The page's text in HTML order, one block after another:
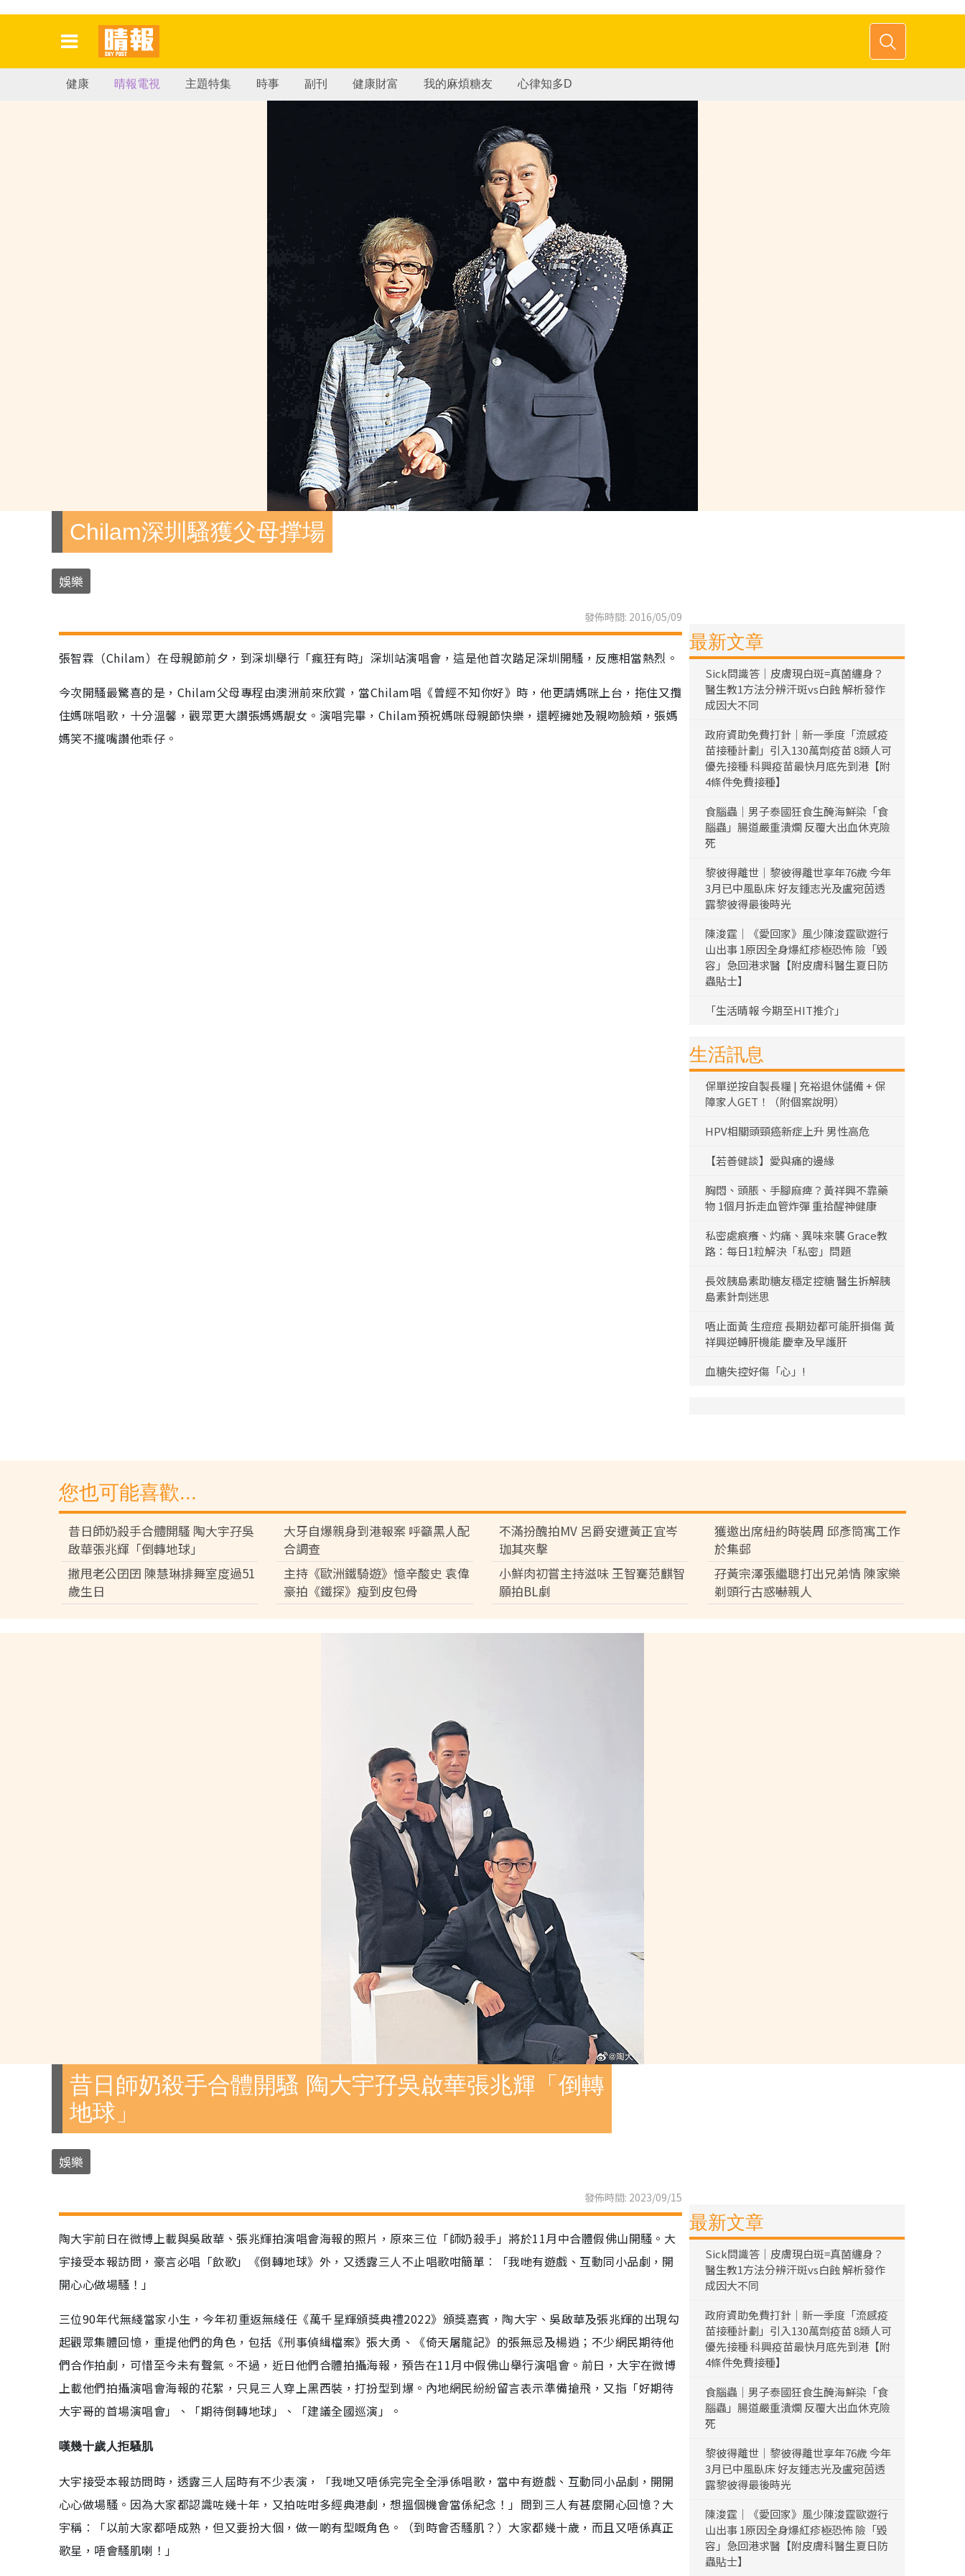
健康 晴報電視 主題特集 時事 副刊 健康財富 我的麻煩糖友 心律知多D
Chilam深圳騷獲父母撑場
娛樂
發佈時間: 2016/05/09
張智霖（Chilam）在母親節前夕，到深圳舉行「瘋狂有時」深圳站演唱會，這是他首次踏足深圳開騷，反應相當熱烈。
今次開騷最驚喜的是，Chilam父母專程由澳洲前來欣賞，當Chilam唱《曾經不知你好》時，他更請媽咪上台，拖住又攬
住媽咪唱歌，十分溫馨，觀眾更大讚張媽媽靚女。演唱完畢，Chilam預祝媽咪母親節快樂，還輕擁她及親吻臉頰，張媽
媽笑不攏嘴讚他乖仔。
最新文章
Sick問識答｜皮膚現白斑=真菌纏身？
醫生教1方法分辨汗斑vs白蝕 解析發作
成因大不同
政府資助免費打針｜新一季度「流感疫
苗接種計劃」引入130萬劑疫苗 8類人可
優先接種 科興疫苗最快月底先到港【附
4條件免費接種】
食腦蟲｜男子泰國狂食生醃海鮮染「食
腦蟲」腸道嚴重潰爛 反覆大出血休克險
死
黎彼得離世｜黎彼得離世享年76歲 今年
3月已中風臥床 好友鍾志光及盧宛茵透
露黎彼得最後時光
陳浚霆｜《愛回家》風少陳浚霆歐遊行
山出事 1原因全身爆紅疹極恐怖 險「毀
容」急回港求醫【附皮膚科醫生夏日防
蟲貼士】
「生活晴報 今期至HIT推介」
生活訊息
保單逆按自製長糧 | 充裕退休儲備 + 保
障家人GET！（附個案說明）
HPV相關頭頸癌新症上升 男性高危
【若善健談】愛與痛的邊緣
胸悶、頭脹、手腳麻痺？黃祥興不靠藥
物 1個月拆走血管炸彈 重拾醒神健康
私密處痕癢、灼痛、異味來襲 Grace教
路：每日1粒解決「私密」問題
長效胰島素助糖友穩定控糖 醫生拆解胰
島素針劑迷思
唔止面黃 生痘痘 長期攰都可能肝損傷 黃
祥興逆轉肝機能 慶幸及早護肝
血糖失控好傷「心」!
您也可能喜歡...
昔日師奶殺手合體開騷 陶大宇孖吳
啟華張兆輝「倒轉地球」
大牙自爆親身到港報案 呼籲黑人配
合調查
不滿扮醜拍MV 呂爵安遭黃正宜岑
珈其夾擊
獲邀出席紐約時裝周 邱彥筒寓工作
於集郵
撇甩老公囝囝 陳慧琳排舞室度過51
歲生日
主持《歐洲鐵騎遊》憶辛酸史 袁偉
豪拍《鐵探》瘦到皮包骨
小鮮肉初嘗主持滋味 王智騫范麒智
願拍BL劇
孖黃宗澤張繼聰打出兄弟情 陳家樂
剃頭行古惑嚇親人
昔日師奶殺手合體開騷 陶大宇孖吳啟華張兆輝「倒轉
地球」
娛樂
發佈時間: 2023/09/15
陶大宇前日在微博上載與吳啟華、張兆輝拍演唱會海報的照片，原來三位「師奶殺手」將於11月中合體假佛山開騷。大
宇接受本報訪問，豪言必唱「飲歌」《倒轉地球》外，又透露三人不止唱歌咁簡單︰「我哋有遊戲、互動同小品劇，開
開心心做場騷！」
三位90年代無綫當家小生，今年初重返無綫任《萬千星輝頒獎典禮2022》頒獎嘉賓，陶大宇、吳啟華及張兆輝的出現勾
起觀眾集體回憶，重提他們的角色，包括《刑事偵緝檔案》張大勇、《倚天屠龍記》的張無忌及楊逍；不少網民期待他
們合作拍劇，可惜至今未有聲氣。不過，近日他們合體拍攝海報，預告在11月中假佛山舉行演唱會。前日，大宇在微博
上載他們拍攝演唱會海報的花絮，只見三人穿上黑西裝，打扮型到爆。內地網民紛紛留言表示準備搶飛，又指「好期待
大宇哥的首場演唱會」、「期待倒轉地球」、「建議全國巡演」。
嘆幾十歲人拒騷肌
大宇接受本報訪問時，透露三人屆時有不少表演，「我哋又唔係完完全全淨係唱歌，當中有遊戲、互動同小品劇，開開
心心做場騷。因為大家都認識咗幾十年，又拍咗咁多經典港劇，想搵個機會當係紀念！」問到三人有甚麼開心回憶？大
宇稱︰「以前大家都唔成熟，但又要扮大個，做一啲有型嘅角色。（到時會否騷肌？）大家都幾十歲，而且又唔係真正
歌星，唔會騷肌喇！」
最新文章
Sick問識答｜皮膚現白斑=真菌纏身？
醫生教1方法分辨汗斑vs白蝕 解析發作
成因大不同
政府資助免費打針｜新一季度「流感疫
苗接種計劃」引入130萬劑疫苗 8類人可
優先接種 科興疫苗最快月底先到港【附
4條件免費接種】
食腦蟲｜男子泰國狂食生醃海鮮染「食
腦蟲」腸道嚴重潰爛 反覆大出血休克險
死
黎彼得離世｜黎彼得離世享年76歲 今年
3月已中風臥床 好友鍾志光及盧宛茵透
露黎彼得最後時光
陳浚霆｜《愛回家》風少陳浚霆歐遊行
山出事 1原因全身爆紅疹極恐怖 險「毀
容」急回港求醫【附皮膚科醫生夏日防
蟲貼士】